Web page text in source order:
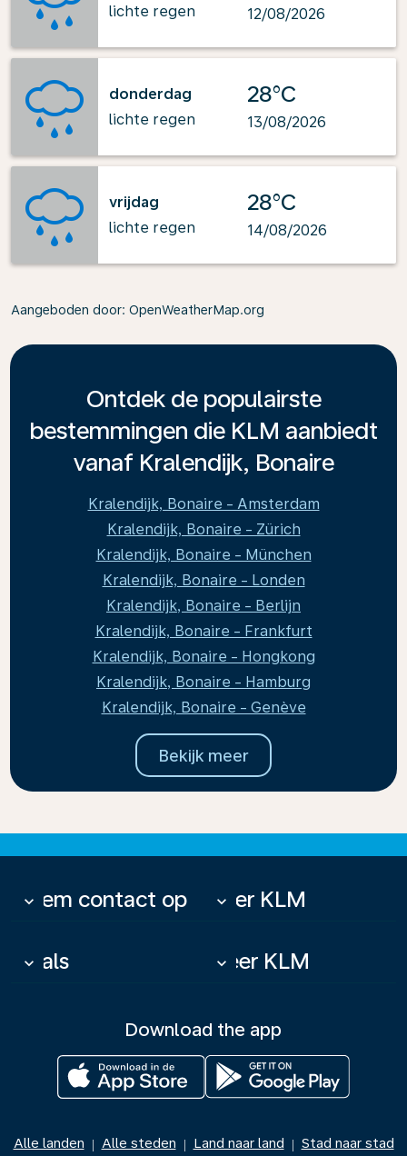
lichte regen
12/08/2026
donderdag
lichte regen
28°C
13/08/2026
vrijdag
lichte regen
28°C
14/08/2026
Aangeboden door: OpenWeatherMap.org
Ontdek de populairste
bestemmingen die KLM aanbiedt
vanaf Kralendijk, Bonaire
Kralendijk, Bonaire - Amsterdam
Kralendijk, Bonaire - Zürich
Kralendijk, Bonaire - München
Kralendijk, Bonaire - Londen
Kralendijk, Bonaire - Berlijn
Kralendijk, Bonaire - Frankfurt
Kralendijk, Bonaire - Hongkong
Kralendijk, Bonaire - Hamburg
Kralendijk, Bonaire - Genève
Bekijk meer
Neem contact op
keyboard_arrow_down Over KLM
keyboard_arrow_down
Deals
keyboard_arrow_down Meer KLM
keyboard_arrow_down
Download the app
Alle landen | Alle steden | Land naar land | Stad naar stad